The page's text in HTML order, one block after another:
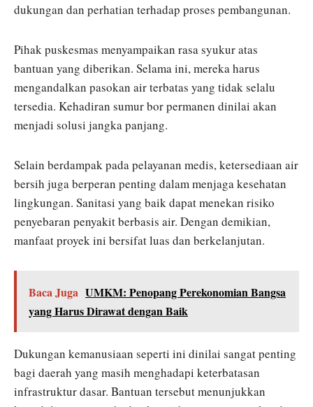
dukungan dan perhatian terhadap proses pembangunan.
Pihak puskesmas menyampaikan rasa syukur atas
bantuan yang diberikan. Selama ini, mereka harus
mengandalkan pasokan air terbatas yang tidak selalu
tersedia. Kehadiran sumur bor permanen dinilai akan
menjadi solusi jangka panjang.
Selain berdampak pada pelayanan medis, ketersediaan air
bersih juga berperan penting dalam menjaga kesehatan
lingkungan. Sanitasi yang baik dapat menekan risiko
penyebaran penyakit berbasis air. Dengan demikian,
manfaat proyek ini bersifat luas dan berkelanjutan.
Baca Juga UMKM: Penopang Perekonomian Bangsa
yang Harus Dirawat dengan Baik
Dukungan kemanusiaan seperti ini dinilai sangat penting
bagi daerah yang masih menghadapi keterbatasan
infrastruktur dasar. Bantuan tersebut menunjukkan